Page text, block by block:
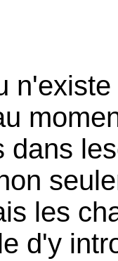
dans
les
d'y